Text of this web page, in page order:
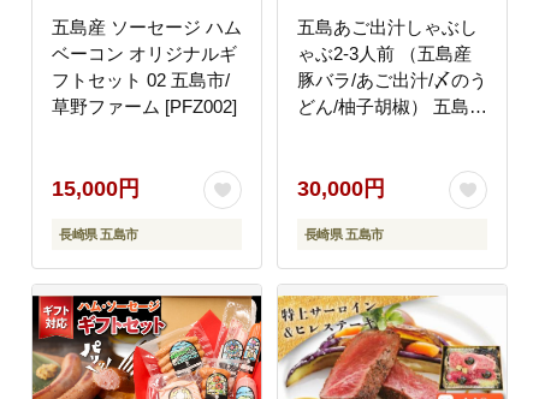
五島産 ソーセージ ハム
ベーコン オリジナルギ
フトセット 02 五島市/
草野ファーム [PFZ002]
15,000円
長崎県 五島市
五島あご出汁しゃぶし
ゃぶ2-3人前 （五島産
豚バラ/あご出汁/〆のう
どん/柚子胡椒） 五島
おなべ 豚 豚肉 バラし
ゃぶ しゃぶしゃぶ バラ
ニク バラ肉 肉 豚肉 セ
ット 長崎県 九州 五島
五島列島 人気 おすすめ
30,000円
長崎県 五島市